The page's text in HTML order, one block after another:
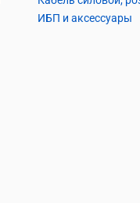
ИБП и аксессуары